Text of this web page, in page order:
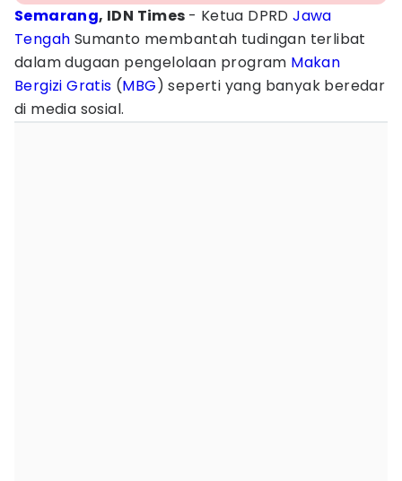
Semarang, IDN Times - Ketua DPRDJawa
Tengah Sumanto membantah tudingan terlibat
dalam dugaan pengelolaan program Makan
Bergizi Gratis (MBG) seperti yang banyak beredar
di media sosial.